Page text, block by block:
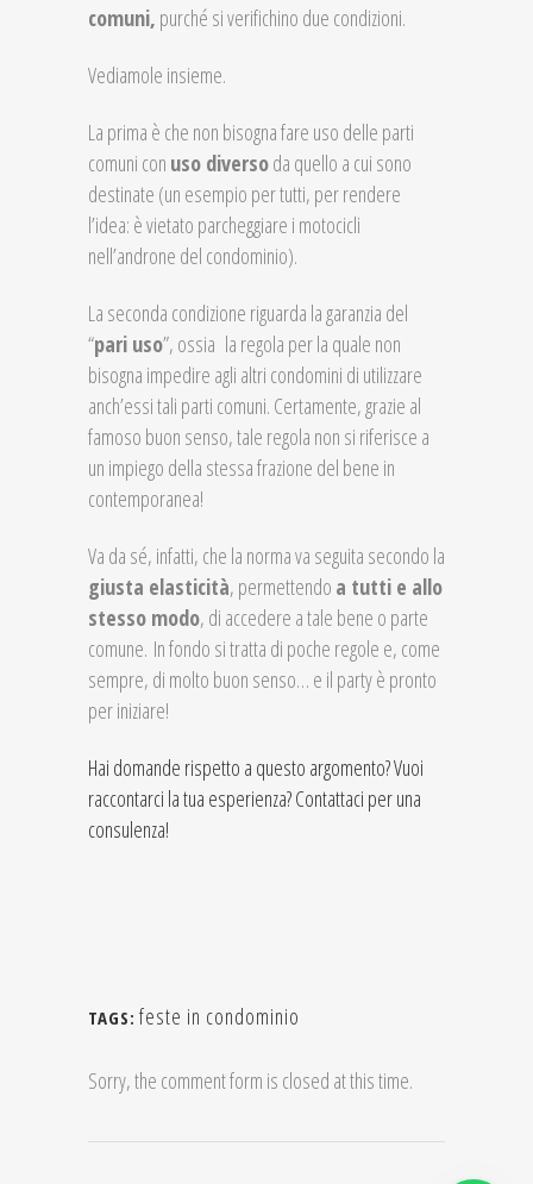
comuni, purché si verifichino due condizioni.
Vediamole insieme.
La prima è che non bisogna fare uso delle parti
comuni con uso diversoda quello a cui sono
destinate (un esempio per tutti, per rendere
l’idea: è vietato parcheggiare i motocicli
nell’androne del condominio).
La seconda condizione riguarda la garanzia del
“pari uso”, ossia la regola per la quale non
bisogna impedire agli altri condomini di utilizzare
anch’essi tali parti comuni. Certamente, grazie al
famoso buon senso, tale regola non si riferisce a
un impiego della stessa frazione del bene in
contemporanea!
Va da sé, infatti, che la norma va seguita secondo la
giusta elasticità, permettendo a tutti e allo
stesso modo, di accedere a tale bene o parte
comune. In fondo si tratta di poche regole e, come
sempre, di molto buon senso… e il party è pronto
per iniziare!
Hai domande rispetto a questo argomento? Vuoi
raccontarci la tua esperienza? Contattaci per una
consulenza!
TAGS: feste in condominio
Sorry, the comment form is closed at this time.